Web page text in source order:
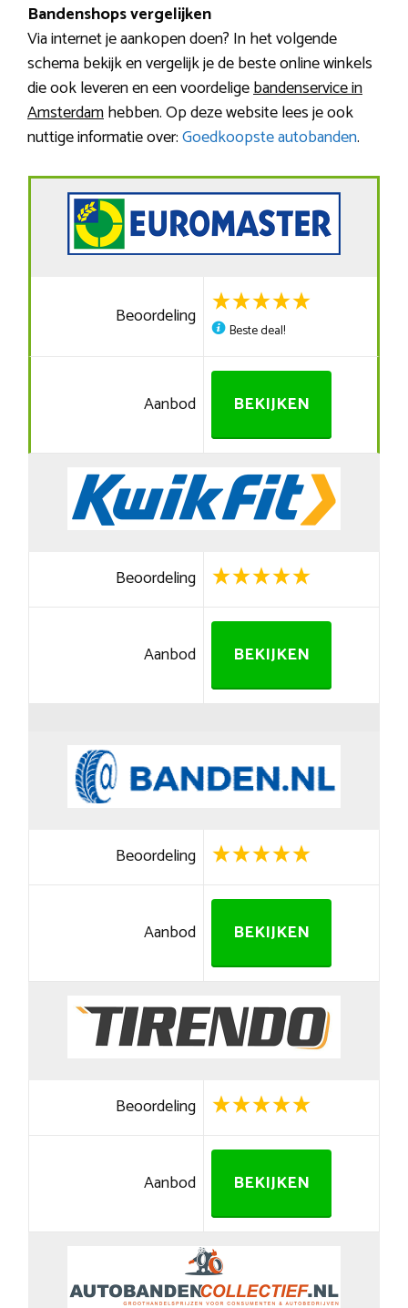
Bandenshops vergelijken
Via internet je aankopen doen? In het volgende
schema bekijk en vergelijk je de beste online winkels
die ook leveren en een voordeligebandenservice in
Amsterdamhebben. Op deze website lees je ook
nuttige informatie over:Goedkoopste autobanden.
Beoordeling
Beste deal!
Aanbod BEKIJKEN
Beoordeling
Aanbod BEKIJKEN
Beoordeling
Aanbod BEKIJKEN
Beoordeling
Aanbod BEKIJKEN